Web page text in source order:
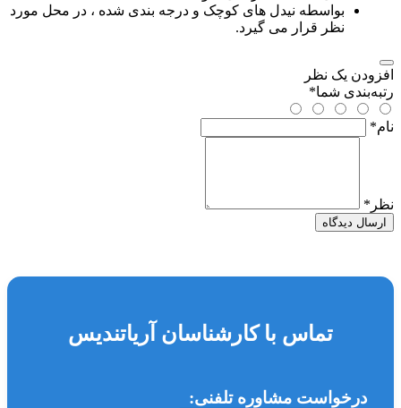
بواسطه نیدل های کوچک و درجه بندی شده ، در محل مورد
نظر قرار می گیرد.
افزودن یک نظر
رتبه‌بندی شما*
نام*
نظر *
ارسال دیدگاه
تماس با کارشناسان آریاتندیس
درخواست مشاوره تلفنی: